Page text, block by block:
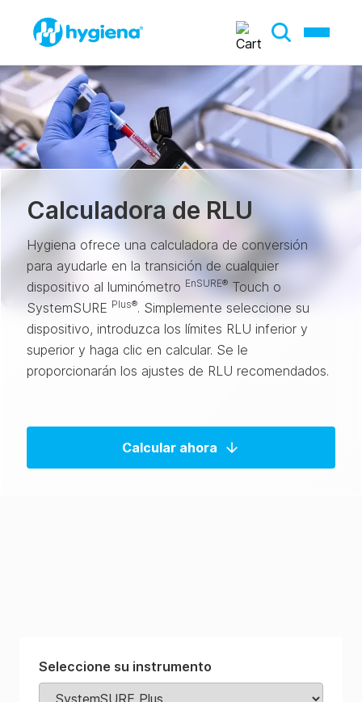
Calculadora de RLU
Hygiena ofrece una calculadora de conversión
para ayudarle en la transición de cualquier
dispositivo al luminómetro EnSURE®Touch o
SystemSURE Plus®. Simplemente seleccione su
dispositivo, introduzca los límites RLU inferior y
superior y haga clic en calcular. Se le
proporcionarán los ajustes de RLU recomendados.
Calcular ahora
Seleccione su instrumento